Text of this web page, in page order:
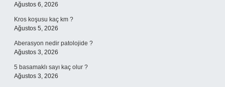
Ağustos 6, 2026
Kros koşusu kaç km ?
Ağustos 5, 2026
Aberasyon nedir patolojide ?
Ağustos 3, 2026
5 basamaklı sayı kaç olur ?
Ağustos 3, 2026